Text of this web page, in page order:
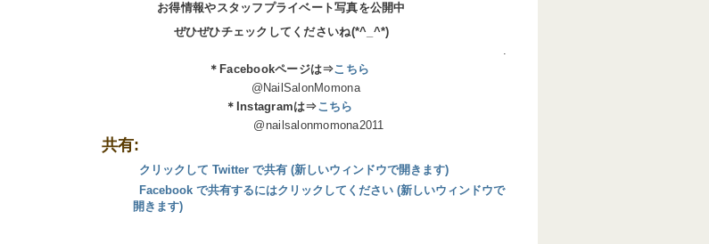
お得情報やスタッフプライベート写真を公開中
ぜひぜひチェックしてくださいね(*^_^*)
.
＊Facebookページは⇒こちら
@NailSalonMomona
＊Instagramは⇒こちら
@nailsalonmomona2011
共有:
クリックして Twitter で共有 (新しいウィンドウで開きます)
Facebook で共有するにはクリックしてください (新しいウィンドウで
開きます)